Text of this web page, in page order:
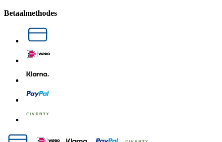
Betaalmethodes